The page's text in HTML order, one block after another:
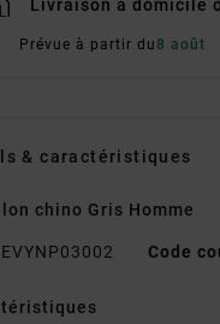
Livraison à domicile
Prévue à partir du8 août
& caractéristiques
chino Gris Homme
EVYNP03002 Code